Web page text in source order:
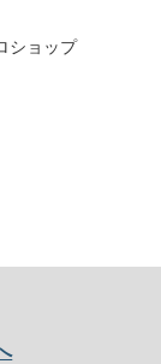
ショップ